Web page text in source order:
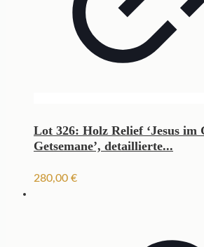
Lot 326: Holz Relief ‘Jesus im
Getsemane’, detaillierte...
280,00 €